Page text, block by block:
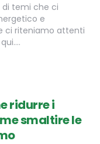
di temi che ci
e
ci riteniamo attenti
ridurre i
smaltire le